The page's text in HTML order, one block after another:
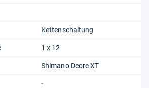
Kettenschaltung
1 x 12
Shimano Deore XT
-